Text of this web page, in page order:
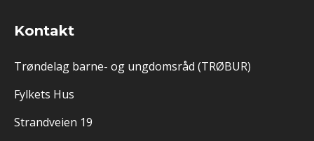
Kontakt
Trøndelag barne- og ungdomsråd (TRØBUR)
Fylkets Hus
Strandveien 19